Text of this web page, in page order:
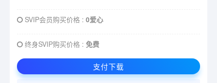
SVIP会员购买价格 : 0爱心
终身SVIP购买价格 : 免费
支付下载